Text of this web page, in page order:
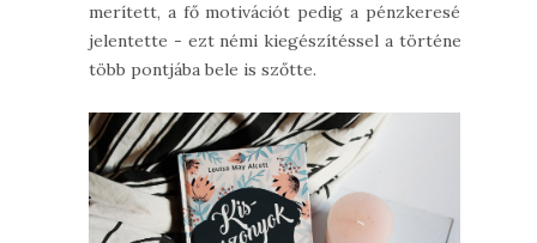
merített, a fő motivációt pedig a pénzkeresés
jelentette - ezt némi kiegészítéssel a történet
több pontjába bele is szőtte.